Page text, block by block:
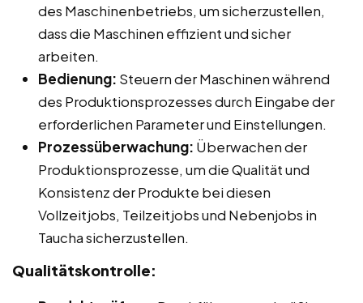
des Maschinenbetriebs, um sicherzustellen,
dass die Maschinen effizient und sicher
arbeiten.
Bedienung: Steuern der Maschinen während
des Produktionsprozesses durch Eingabe der
erforderlichen Parameter und Einstellungen.
Prozessüberwachung: Überwachen der
Produktionsprozesse, um die Qualität und
Konsistenz der Produkte bei diesen
Vollzeitjobs, Teilzeitjobs und Nebenjobs in
Taucha sicherzustellen.
Qualitätskontrolle: